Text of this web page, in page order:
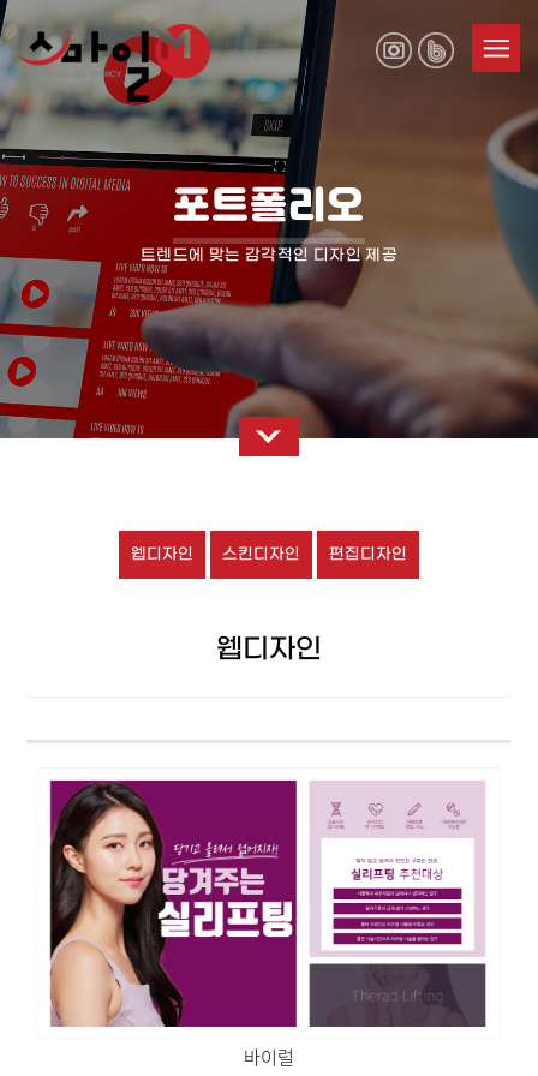
포트폴리오
트렌드에 맞는 감각적인 디자인 제공
웹디자인 스킨디자인 편집디자인
웹디자인
바이럴